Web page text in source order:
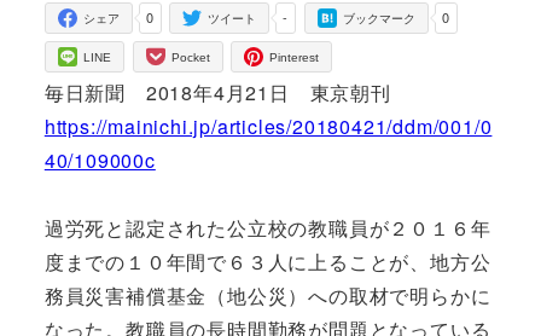
0
シェア -
ツイート 0
ブックマーク
LINE Pocket Pinterest
毎日新聞 2018年4月21日 東京朝刊
https://mainichi.jp/articles/20180421/ddm/001/0
40/109000c
過労死と認定された公立校の教職員が２０１６年
度までの１０年間で６３人に上ることが、地方公
務員災害補償基金（地公災）への取材で明らかに
なった。教職員の長時間勤務が問題となっている